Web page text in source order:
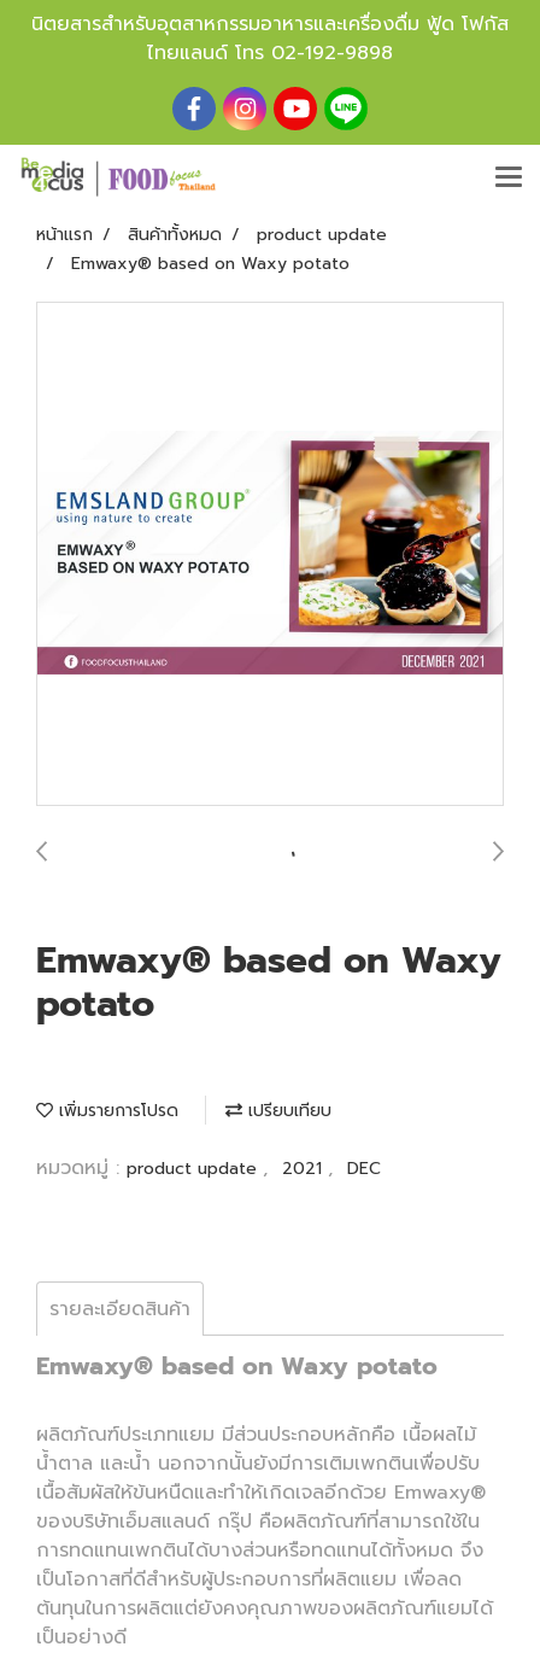
นิตยสารสำหรับอุตสาหกรรมอาหารและเครื่องดื่ม ฟู้ด โฟกัส
ไทยแลนด์ โทร 02-192-9898
หน้าแรก สินค้าทั้งหมด
product update
Emwaxy® based on Waxy potato
Emwaxy® based on Waxy
potato
เพิ่มรายการโปรด เปรียบเทียบ
หมวดหมู่ : product update , 2021 , DEC
รายละเอียดสินค้า
Emwaxy® based on Waxy potato
ผลิตภัณฑ์ประเภทแยม มีส่วนประกอบหลักคือ เนื้อผลไม้
น้ำตาล และน้ำ นอกจากนั้นยังมีการเติมเพกตินเพื่อปรับ
เนื้อสัมผัสให้ข้นหนืดและทำให้เกิดเจลอีกด้วย Emwaxy®
ของบริษัทเอ็มสแลนด์ กรุ๊ป คือผลิตภัณฑ์ที่สามารถใช้ใน
การทดแทนเพกตินได้บางส่วนหรือทดแทนได้ทั้งหมด จึง
เป็นโอกาสที่ดีสำหรับผู้ประกอบการที่ผลิตแยม เพื่อลด
ต้นทุนในการผลิตแต่ยังคงคุณภาพของผลิตภัณฑ์แยมได้
เป็นอย่างดี